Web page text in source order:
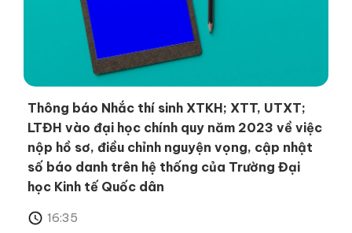
Thông báo Nhắc thí sinh XTKH; XTT, UTXT;
LTĐH vào đại học chính quy năm 2023 về việc
nộp hồ sơ, điều chỉnh nguyện vọng, cập nhật
số báo danh trên hệ thống của Trường Đại
học Kinh tế Quốc dân
16:35